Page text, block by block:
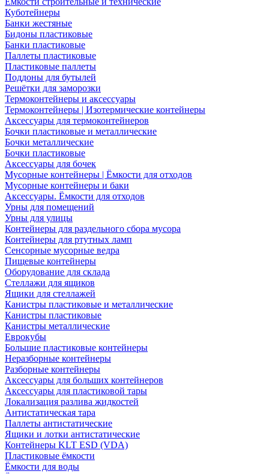
Куботейнеры
Банки жестяные
Бидоны пластиковые
Банки пластиковые
Паллеты пластиковые
Пластиковые паллеты
Поддоны для бутылей
Решётки для заморозки
Термоконтейнеры и аксессуары
Термоконтейнеры | Изотермические контейнеры
Аксессуары для термоконтейнеров
Бочки пластиковые и металлические
Бочки металлические
Бочки пластиковые
Аксессуары для бочек
Мусорные контейнеры | Ёмкости для отходов
Мусорные контейнеры и баки
Аксессуары. Ёмкости для отходов
Урны для помещений
Урны для улицы
Контейнеры для раздельного сбора мусора
Контейнеры для ртутных ламп
Сенсорные мусорные ведра
Пищевые контейнеры
Оборудование для склада
Стеллажи для ящиков
Ящики для стеллажей
Канистры пластиковые и металлические
Канистры пластиковые
Канистры металлические
Еврокубы
Большие пластиковые контейнеры
Неразборные контейнеры
Разборные контейнеры
Аксессуары для больших контейнеров
Аксессуары для пластиковой тары
Локализация разлива жидкостей
Антистатическая тара
Паллеты антистатические
Ящики и лотки антистатические
Контейнеры KLT ESD (VDA)
Пластиковые ёмкости
Ёмкости для воды